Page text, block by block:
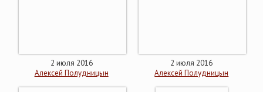
2 июля 2016
Алексей Полудницын
2 июля 2016
Алексей Полудницын